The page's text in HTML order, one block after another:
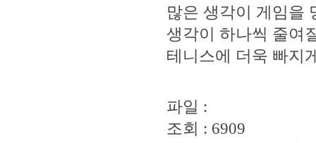
많은 생각이 게임을
생각이 하나씩 줄여
테니스에 더욱 빠지
파일 :
조회 : 6909